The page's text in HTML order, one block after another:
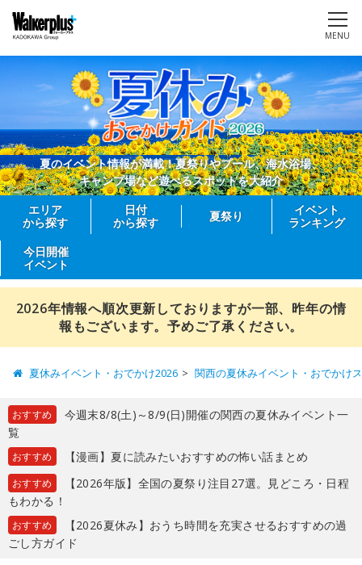
MENU
夏のイベント情報が満載！夏祭りやプール、海水浴場、
キャンプ場など遊べるスポットを大紹介
エリア
から探す
日付
から探す
夏祭り
イベント
ランキング
今日開催
イベント
2026年情報へ順次更新しておりますが一部、昨年の情
報もございます。予めご了承ください。
夏休みイベント・おでかけ2026 関西の夏休みイベント・おでかけ
おすすめ
今週末8/8(土)～8/9(日)開催の関西の夏休みイベント一
覧
おすすめ 【漫画】夏に読みたいおすすめの怖い話まとめ
おすすめ
【2026年版】全国の夏祭り注目27選。見どころ・日程
もわかる！
おすすめ
【2026夏休み】おうち時間を充実させるおすすめの過
ごし方ガイド